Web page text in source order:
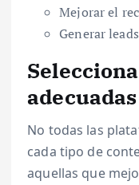
Mejorar el
Generar
adecuadas
No todas las
cada tipo de
aquellas que